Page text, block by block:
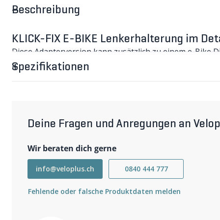
Beschreibung
KLICK-FIX E-BIKE Lenkerhalterung im
Diese Adapterversion kann zusätzlich zu einem e-Bike
Montagebrücke umschliesst das Display, so dass
ist nach vorne 22mm länger gegenu¨ber der
Für Lenker mit einem Durchmesser von 35mm muss
Gewicht: 200g
Sicherer Halt
Maximale Belastung: 7kg
Spezifikationen
Deine Fragen und Anregungen an
Wir beraten dich gerne
info@veloplus.ch 0840 444 777
Fehlende oder falsche Produktdaten melden